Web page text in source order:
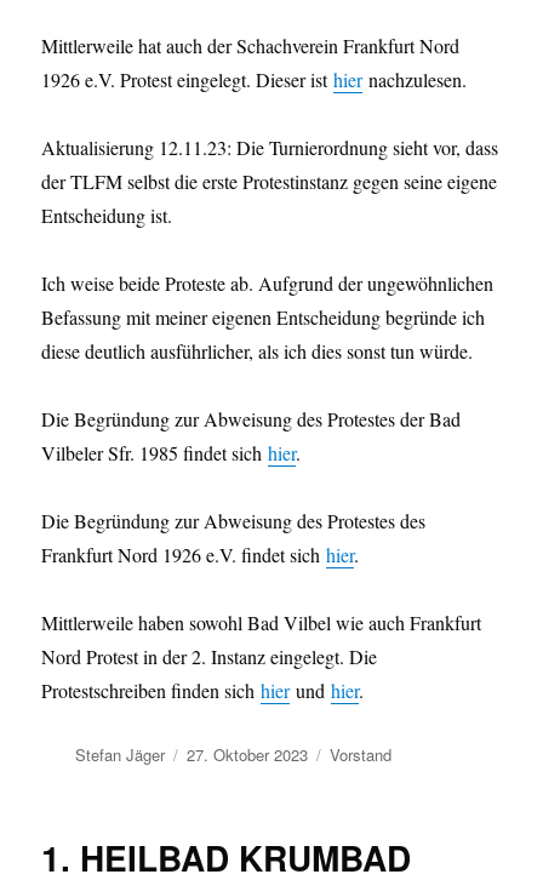
Mittlerweile hat auch der Schachverein Frankfurt Nord
1926 e.V. Protest eingelegt. Dieser isthiernachzulesen.
Aktualisierung 12.11.23: Die Turnierordnung sieht vor, dass
der TLFM selbst die erste Protestinstanz gegen seine eigene
Entscheidung ist.
Ich weise beide Proteste ab. Aufgrund der ungewöhnlichen
Befassung mit meiner eigenen Entscheidung begründe ich
diese deutlich ausführlicher, als ich dies sonst tun würde.
Die Begründung zur Abweisung des Protestes der Bad
Vilbeler Sfr. 1985 findet sichhier.
Die Begründung zur Abweisung des Protestes des
Frankfurt Nord 1926 e.V. findet sichhier.
Mittlerweile haben sowohl Bad Vilbel wie auch Frankfurt
Nord Protest in der 2. Instanz eingelegt. Die
Protestschreiben finden sichhierundhier.
Autor
Stefan Jäger
Veröffentlicht
27. Oktober 2023 Kategorien
Vorstand
1. HEILBAD KRUMBAD